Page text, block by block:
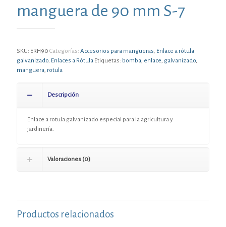
manguera de 90 mm S-7
SKU: ERH90 Categorías: Accesorios para mangueras, Enlace a rótula
galvanizado, Enlaces a Rótula Etiquetas: bomba, enlace, galvanizado,
manguera, rotula
Descripción
Enlace a rotula galvanizado especial para la agricultura y
jardinería.
Valoraciones (0)
Productos relacionados